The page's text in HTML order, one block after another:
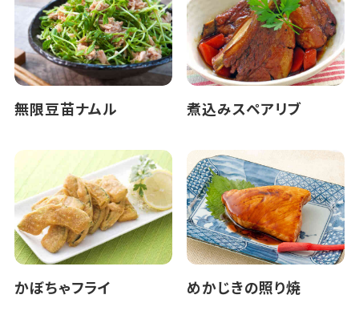
無限豆苗ナムル 煮込みスペアリブ
かぼちゃフライ めかじきの照り焼